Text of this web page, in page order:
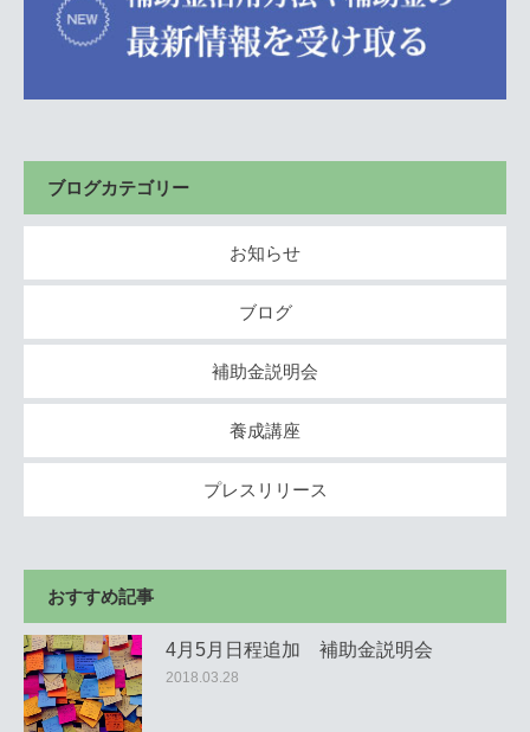
ブログカテゴリー
お知らせ
ブログ
補助金説明会
養成講座
プレスリリース
おすすめ記事
4月5月日程追加 補助金説明会
2018.03.28